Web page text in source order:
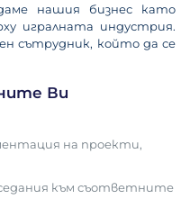
нашия бизнес като
игралната индустрия.
сътрудник, който да се
Ви
на проекти,
към съответните